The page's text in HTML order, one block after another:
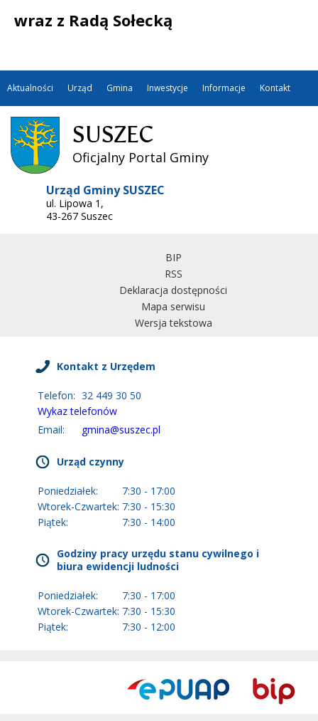
wraz z Radą Sołecką
Aktualności Urząd Gmina Inwestycje Informacje Kontakt
SUSZEC
Oficjalny Portal Gminy
Urząd Gminy SUSZEC
ul. Lipowa 1,
43-267 Suszec
BIP
RSS
Deklaracja dostępności
Mapa serwisu
Wersja tekstowa
Kontakt z Urzędem
Telefon: 32 449 30 50
Wykaz telefonów
Email:
gmina@suszec.pl
Urząd czynny
Poniedziałek:
7:30 - 17:00
Wtorek-Czwartek: 7:30 - 15:30
Piątek:
7:30 - 14:00
Godziny pracy urzędu stanu cywilnego i
biura ewidencji ludności
Poniedziałek:
7:30 - 17:00
Wtorek-Czwartek: 7:30 - 15:30
Piątek:
7:30 - 12:00